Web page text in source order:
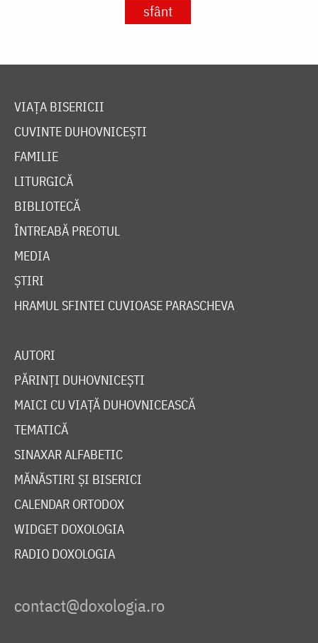
sfânt
VIAȚA BISERICII
CUVINTE DUHOVNICEȘTI
FAMILIE
LITURGICĂ
BIBLIOTECĂ
ÎNTREABĂ PREOTUL
MEDIA
ȘTIRI
HRAMUL SFINTEI CUVIOASE PARASCHEVA
AUTORI
PĂRINȚI DUHOVNICEȘTI
MAICI CU VIAȚĂ DUHOVNICEASCĂ
TEMATICĂ
SINAXAR ALFABETIC
MĂNĂSTIRI ȘI BISERICI
CALENDAR ORTODOX
WIDGET DOXOLOGIA
RADIO DOXOLOGIA